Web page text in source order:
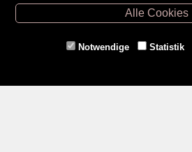
Hollabrunn -02952/
Eggenburg -02984/
Gmünd -
Alle Cookies
Notwendige Statistik